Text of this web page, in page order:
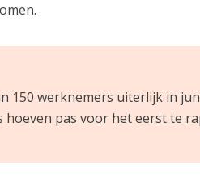
150 werknemers uiterlijk in
pas voor het eerst te